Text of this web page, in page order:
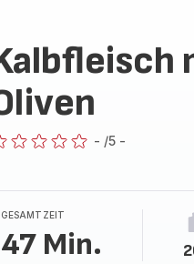
- /5 -
GESAMTZEIT
47 Min.